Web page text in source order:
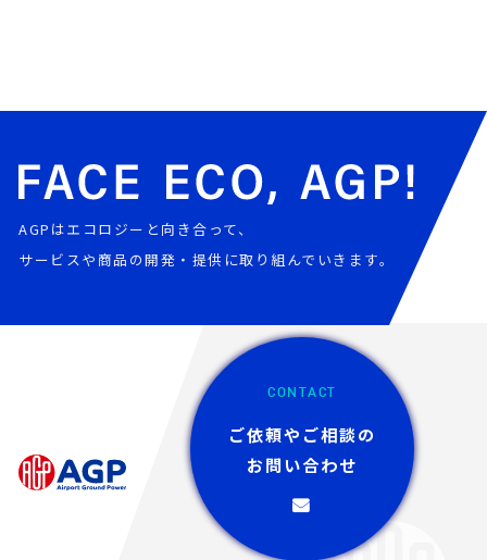
AGPはエコロジーと向き合って、
サービスや商品の開発・提供に取り組んでいきます。
CONTACT
ご依頼やご相談の
お問い合わせ